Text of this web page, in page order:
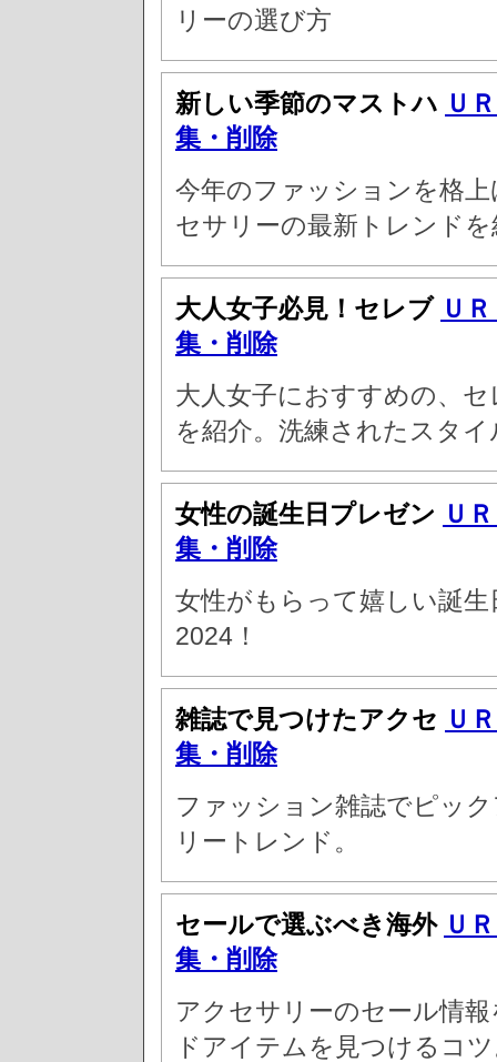
リーの選び方
新しい季節のマストハ Ｕ
集・削除
今年のファッションを格
セサリーの最新トレンド
大人女子必見！セレブ Ｕ
集・削除
大人女子におすすめの、
を紹介。洗練されたスタ
女性の誕生日プレゼン Ｕ
集・削除
女性がもらって嬉しい誕
2024！
雑誌で見つけたアクセ Ｕ
集・削除
ファッション雑誌でピッ
リートレンド。
セールで選ぶべき海外 Ｕ
集・削除
アクセサリーのセール情
ドアイテムを見つけるコ